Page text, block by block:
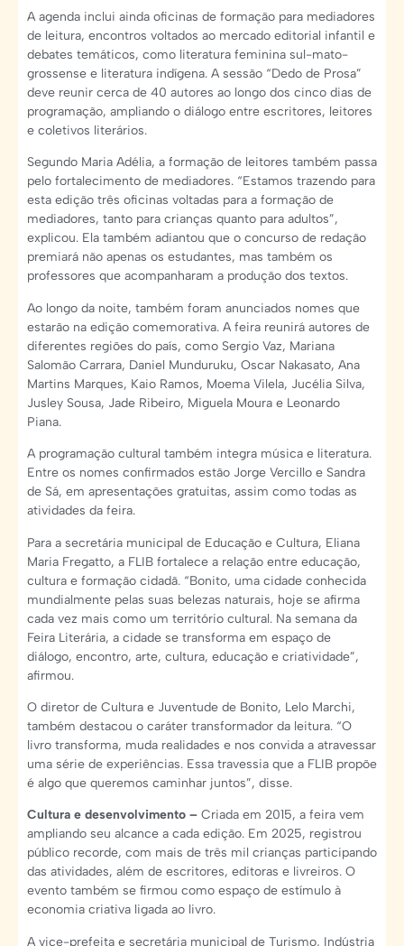
A agenda inclui ainda oficinas de formação para mediadores
de leitura, encontros voltados ao mercado editorial infantil e
debates temáticos, como literatura feminina sul-mato-
grossense e literatura indígena. A sessão “Dedo de Prosa”
deve reunir cerca de 40 autores ao longo dos cinco dias de
programação, ampliando o diálogo entre escritores, leitores
e coletivos literários.
Segundo Maria Adélia, a formação de leitores também passa
pelo fortalecimento de mediadores. “Estamos trazendo para
esta edição três oficinas voltadas para a formação de
mediadores, tanto para crianças quanto para adultos”,
explicou. Ela também adiantou que o concurso de redação
premiará não apenas os estudantes, mas também os
professores que acompanharam a produção dos textos.
Ao longo da noite, também foram anunciados nomes que
estarão na edição comemorativa. A feira reunirá autores de
diferentes regiões do país, como Sergio Vaz, Mariana
Salomão Carrara, Daniel Munduruku, Oscar Nakasato, Ana
Martins Marques, Kaio Ramos, Moema Vilela, Jucélia Silva,
Jusley Sousa, Jade Ribeiro, Miguela Moura e Leonardo
Piana.
A programação cultural também integra música e literatura.
Entre os nomes confirmados estão Jorge Vercillo e Sandra
de Sá, em apresentações gratuitas, assim como todas as
atividades da feira.
Para a secretária municipal de Educação e Cultura, Eliana
Maria Fregatto, a FLIB fortalece a relação entre educação,
cultura e formação cidadã. “Bonito, uma cidade conhecida
mundialmente pelas suas belezas naturais, hoje se afirma
cada vez mais como um território cultural. Na semana da
Feira Literária, a cidade se transforma em espaço de
diálogo, encontro, arte, cultura, educação e criatividade”,
afirmou.
O diretor de Cultura e Juventude de Bonito, Lelo Marchi,
também destacou o caráter transformador da leitura. “O
livro transforma, muda realidades e nos convida a atravessar
uma série de experiências. Essa travessia que a FLIB propõe
é algo que queremos caminhar juntos”, disse.
Cultura e desenvolvimento – Criada em 2015, a feira vem
ampliando seu alcance a cada edição. Em 2025, registrou
público recorde, com mais de três mil crianças participando
das atividades, além de escritores, editoras e livreiros. O
evento também se firmou como espaço de estímulo à
economia criativa ligada ao livro.
A vice-prefeita e secretária municipal de Turismo, Indústria